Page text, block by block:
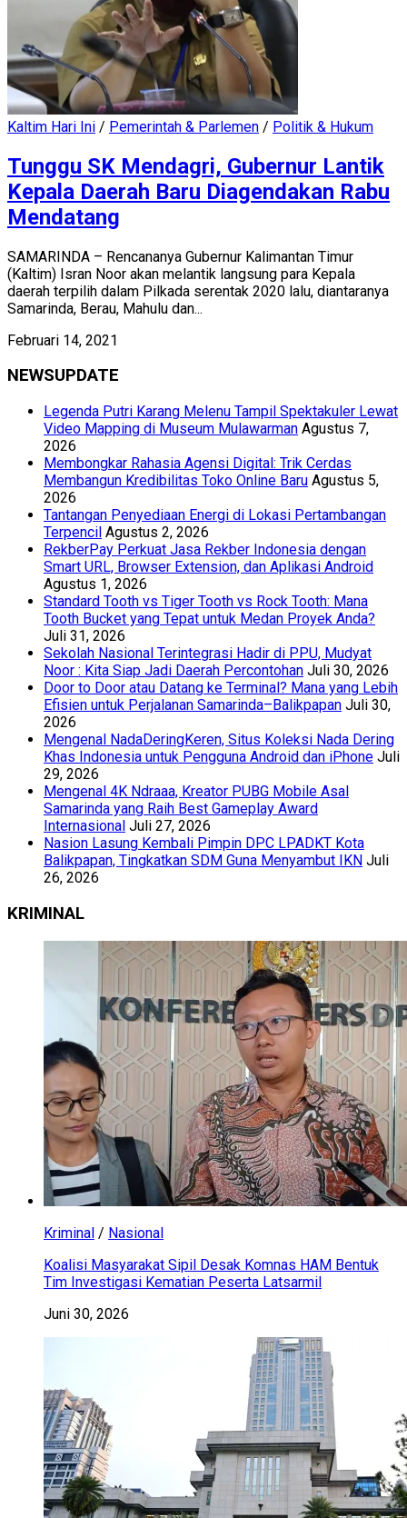
Kaltim Hari Ini / Pemerintah & Parlemen / Politik & Hukum
Tunggu SK Mendagri, Gubernur Lantik
Kepala Daerah Baru Diagendakan Rabu
Mendatang
SAMARINDA – Rencananya Gubernur Kalimantan Timur
(Kaltim) Isran Noor akan melantik langsung para Kepala
daerah terpilih dalam Pilkada serentak 2020 lalu, diantaranya
Samarinda, Berau, Mahulu dan...
Februari 14, 2021
NEWSUPDATE
Legenda Putri Karang Melenu Tampil Spektakuler Lewat
Video Mapping di Museum Mulawarman Agustus 7,
2026
Membongkar Rahasia Agensi Digital: Trik Cerdas
Membangun Kredibilitas Toko Online Baru Agustus 5,
2026
Tantangan Penyediaan Energi di Lokasi Pertambangan
Terpencil Agustus 2, 2026
RekberPay Perkuat Jasa Rekber Indonesia dengan
Smart URL, Browser Extension, dan Aplikasi Android
Agustus 1, 2026
Standard Tooth vs Tiger Tooth vs Rock Tooth: Mana
Tooth Bucket yang Tepat untuk Medan Proyek Anda?
Juli 31, 2026
Sekolah Nasional Terintegrasi Hadir di PPU, Mudyat
Noor : Kita Siap Jadi Daerah Percontohan Juli 30, 2026
Door to Door atau Datang ke Terminal? Mana yang Lebih
Efisien untuk Perjalanan Samarinda–Balikpapan Juli 30,
2026
Mengenal NadaDeringKeren, Situs Koleksi Nada Dering
Khas Indonesia untuk Pengguna Android dan iPhone Juli
29, 2026
Mengenal 4K Ndraaa, Kreator PUBG Mobile Asal
Samarinda yang Raih Best Gameplay Award
Internasional Juli 27, 2026
Nasion Lasung Kembali Pimpin DPC LPADKT Kota
Balikpapan, Tingkatkan SDM Guna Menyambut IKN Juli
26, 2026
KRIMINAL
Kriminal / Nasional
Koalisi Masyarakat Sipil Desak Komnas HAM Bentuk
Tim Investigasi Kematian Peserta Latsarmil
Juni 30, 2026